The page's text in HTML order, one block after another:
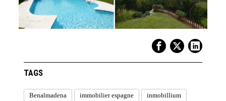
TAGS
Benalmadena immobilier espagne
inmobillium